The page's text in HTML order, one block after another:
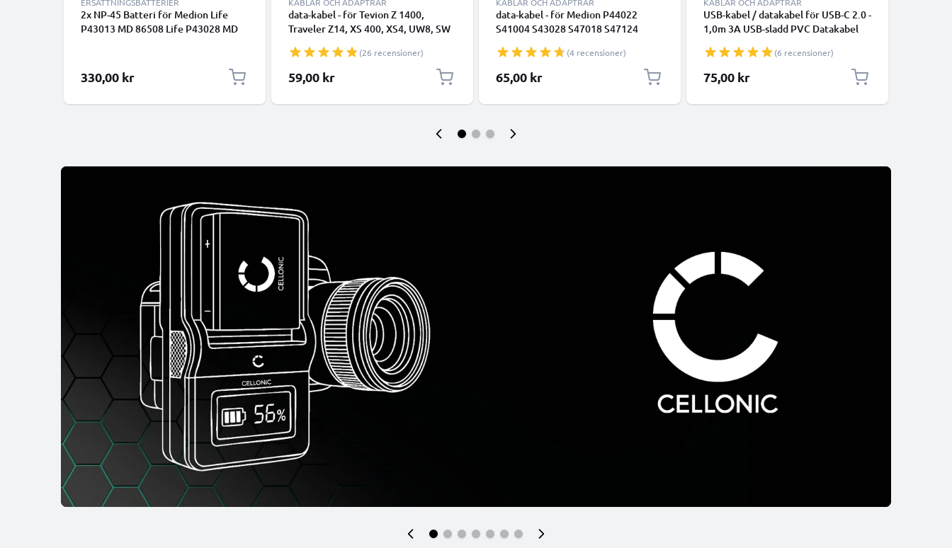
2x NP-45 Batteri för Medion Life
P43013 MD 86508 Life P43028 MD
med lång batteritid
330,00 kr
data-kabel - för Tevion Z 1400,
Traveler Z14, XS 400, XS4, UW8, SW
Action Sports HD1 kamera - 1.5m
PVC Datakabel svart
(26 recensioner)
59,00 kr
data-kabel - för Medion P44022
S41004 S43028 S47018 S47124
Datakabel svart (4 recensioner)
65,00 kr
USB-kabel / datakabel för USB-C 2.0 -
1,0m 3A USB-sladd PVC Datakabel
(6 recensioner)
75,00 kr